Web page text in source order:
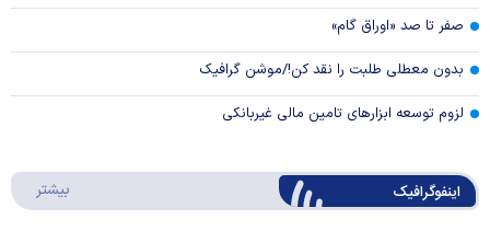
صفر تا صد «اوراق گام»
بدون معطلی طلبت را نقد کن!/موشن گرافیک
لزوم توسعه ابزارهای تامین مالی غیربانکی
اینفوگرافیک بیشتر